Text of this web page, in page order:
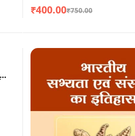
₹750.00
₹400.00